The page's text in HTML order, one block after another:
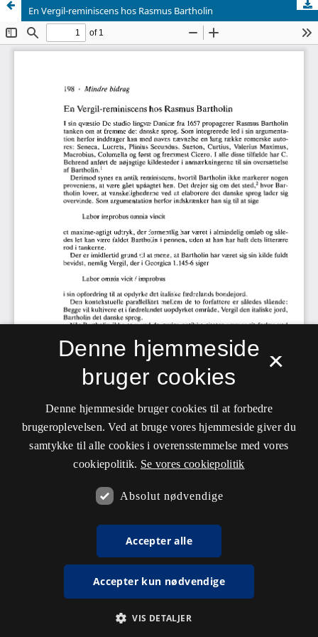
En Vergil-reminiscens hos Rasmus Bartholin
×
Denne hjemmeside
bruger cookies
Denne hjemmeside bruger cookies til at forbedre
brugeroplevelsen. Ved at bruge vores hjemmeside giver du
samtykke til alle cookies i overensstemmelse med vores
cookiepolitik. Se vores cookiepolitik
Absolut nødvendige
Accepter alle
Accepter kun nødvendige
VIS DETALJER